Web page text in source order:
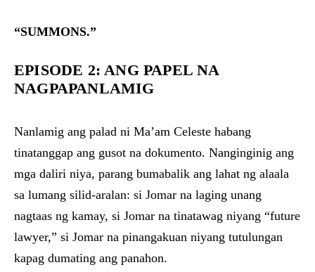
“SUMMONS.”
EPISODE 2: ANG PAPEL NA
NAGPAPANLAMIG
Nanlamig ang palad ni Ma’am Celeste habang
tinatanggap ang gusot na dokumento. Nanginginig ang
mga daliri niya, parang bumabalik ang lahat ng alaala
sa lumang silid-aralan: si Jomar na laging unang
nagtaas ng kamay, si Jomar na tinatawag niyang “future
lawyer,” si Jomar na pinangakuan niyang tutulungan
kapag dumating ang panahon.